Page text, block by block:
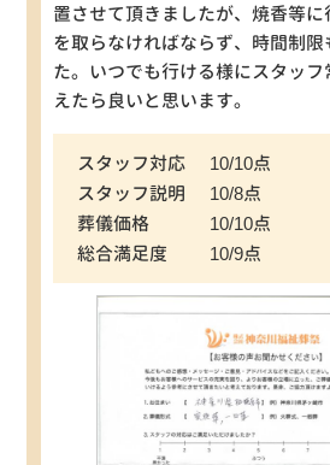
置させて頂きましたが、焼香等
を取らなければならず、時間制
た。いつでも行ける様にスタッ
えたら良いと思います。
スタッフ対応
10/10点
スタッフ説明
10/8点
葬儀価格
10/10点
総合満足度
10/9点